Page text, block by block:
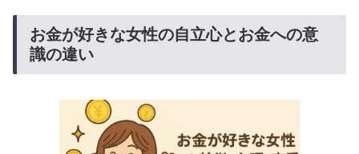
お金が好きな女性の自立心とお金への意
識の違い